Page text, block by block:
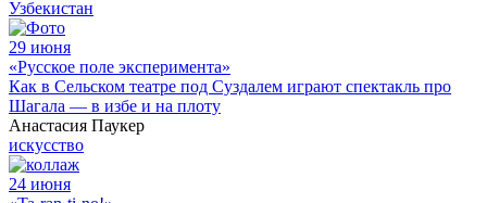
Узбекистан
29 июня
«Русское поле эксперимента»
Как в Сельском театре под Суздалем играют спектакль про
Шагала — в избе и на плоту
Анастасия Паукер
искусство
24 июня